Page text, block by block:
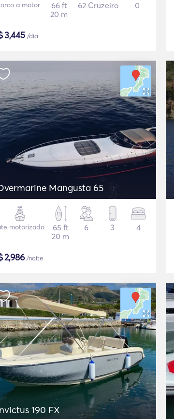
a motor
66 ft
20 m
62 Cruzeiro 0
3,445 /dia
Mangusta 65
motorizado
65 ft
20 m
6 3 4
2,986/noite
190 FX